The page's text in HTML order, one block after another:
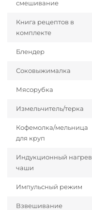
смешивание
Книга рецептов в
комплекте
Блендер
Соковыжималка
Мясорубка
Измельчитель/терка
Кофемолка/мельница
для круп
Индукционный нагрев
чаши
Импульсный режим
Взвешивание